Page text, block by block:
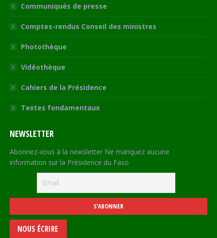
Communiqués de presse
Comptes-rendus Conseil des ministres
Photothèque
Vidéothèque
Cahiers de la Présidence
Textes fondamentaux
NEWSLETTER
Abonnez-vous à la newsletter Ne manquez aucune
information sur la Présidence du Faso
NOUS ÉCRIRE